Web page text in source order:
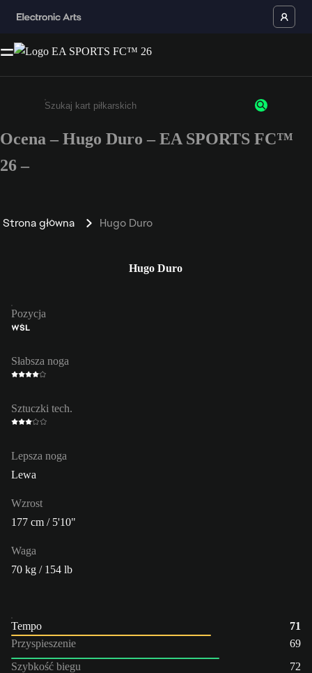
Wpisz co najmniej 3 znaki lub cyfry.
Ocena – Hugo Duro – EA SPORTS FC™
26 –
Strona główna Hugo Duro
Hugo Duro
Pozycja
WŚL
Słabsza noga
Sztuczki tech.
Lepsza noga
Lewa
Wzrost
177 cm / 5'10"
Waga
70 kg / 154 lb
Tempo
71
Przyspieszenie
69
Szybkość biegu
72